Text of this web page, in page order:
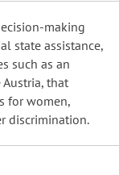
making
state assistance,
such as an
that
for women,
discrimination.